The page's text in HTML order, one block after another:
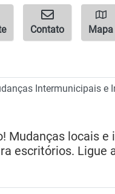
Contato Mapa
Intermunicipais e
Mudanças locais
escritórios. Ligue